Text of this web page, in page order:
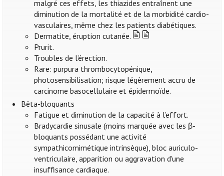
malgré ces effets, les thiazides entraînent une
diminution de la mortalité et de la morbidité cardio-
vasculaires, même chez les patients diabétiques.
Dermatite, éruption cutanée.
Prurit.
Troubles de l’érection.
Rare: purpura thrombocytopénique,
photosensibilisation; risque légèrement accru de
carcinome basocellulaire et épidermoïde.
Bêta-bloquants
Fatigue et diminution de la capacité à l’effort.
Bradycardie sinusale (moins marquée avec les β-
bloquants possédant une activité
sympathicomimétique intrinsèque), bloc auriculo-
ventriculaire, apparition ou aggravation d'une
insuffisance cardiaque.